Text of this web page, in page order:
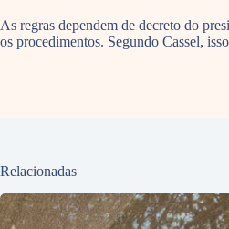
As regras dependem de decreto do
os procedimentos. Segundo Cassel,
Relacionadas